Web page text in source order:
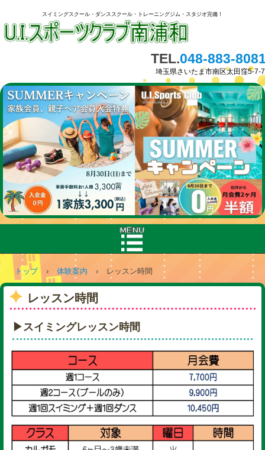
スイミングスクール・ダンススクール・トレーニングジム・スタジオ完備！
TEL.048-883-
埼玉県さいたま市南区太田窪5-7-7
トップ › 体験案内 › レッスン時間
レッスン時間
▶スイミングレッスン時間